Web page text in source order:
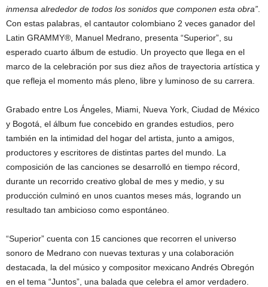
inmensa alrededor de todos los sonidos que componen esta obra”
Con estas palabras, el cantautor colombiano 2 veces ganador del
Latin GRAMMY®️, Manuel Medrano, presenta “Superior”, su
esperado cuarto álbum de estudio. Un proyecto que llega en el
marco de la celebración por sus diez años de trayectoria artística y
que refleja el momento más pleno, libre y luminoso de su carrera.
Grabado entre Los Ángeles, Miami, Nueva York, Ciudad de México
y Bogotá, el álbum fue concebido en grandes estudios, pero
también en la intimidad del hogar del artista, junto a amigos,
productores y escritores de distintas partes del mundo. La
composición de las canciones se desarrolló en tiempo récord,
durante un recorrido creativo global de mes y medio, y su
producción culminó en unos cuantos meses más, logrando un
resultado tan ambicioso como espontáneo.
“Superior” cuenta con 15 canciones que recorren el universo
sonoro de Medrano con nuevas texturas y una colaboración
destacada, la del músico y compositor mexicano Andrés Obregón
en el tema “Juntos”, una balada que celebra el amor verdadero.